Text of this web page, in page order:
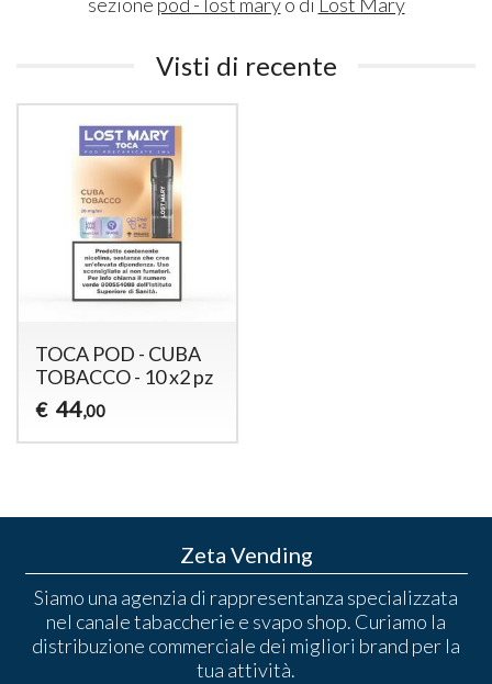
Visti di recente
TOCA POD - CUBA
TOBACCO - 10 x2 pz
€ 44,00
Zeta Vending
Siamo una agenzia di rappresentanza specializzata
nel canale tabaccherie e svapo shop. Curiamo la
distribuzione commerciale dei migliori brand per la
tua attività.